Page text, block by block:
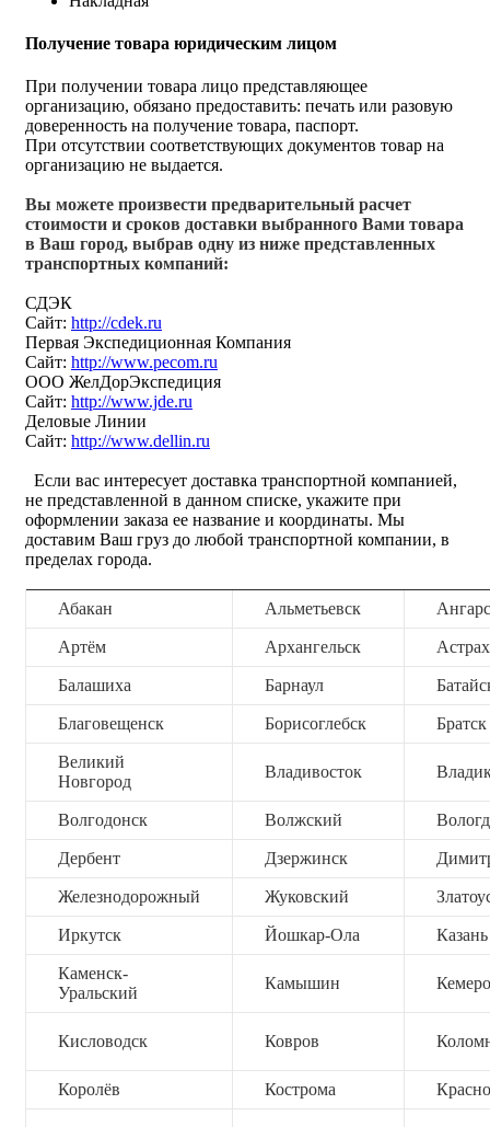
Получение товара юридическим лицом
При получении товара лицо представляющее
организацию, обязано предоставить: печать или разовую
доверенность на получение товара, паспорт.
При отсутствии соответствующих документов товар на
организацию не выдается.
Вы можете произвести предварительный расчет
стоимости и сроков доставки выбранного Вами товара
в Ваш город, выбрав одну из ниже представленных
транспортных компаний:
СДЭК
Сайт: http://cdek.ru
Первая Экспедиционная Компания
Сайт: http://www.pecom.ru
ООО ЖелДорЭкспедиция
Сайт: http://www.jde.ru
Деловые Линии
Сайт: http://www.dellin.ru
Если вас интересует доставка транспортной компанией,
не представленной в данном списке, укажите при
оформлении заказа ее название и координаты. Мы
доставим Ваш груз до любой транспортной компании, в
пределах города.
Абакан Альметьевск
Артём Архангельск
Балашиха Барнаул
Благовещенск Борисоглебск Братск
Великий
Новгород
Владивосток
Волгодонск Волжский
Дербент Дзержинск
Железнодорожный Жуковский
Иркутск Йошкар-Ола Казань
Каменск-
Уральский
Камышин
Кисловодск Ковров
Королёв Кострома